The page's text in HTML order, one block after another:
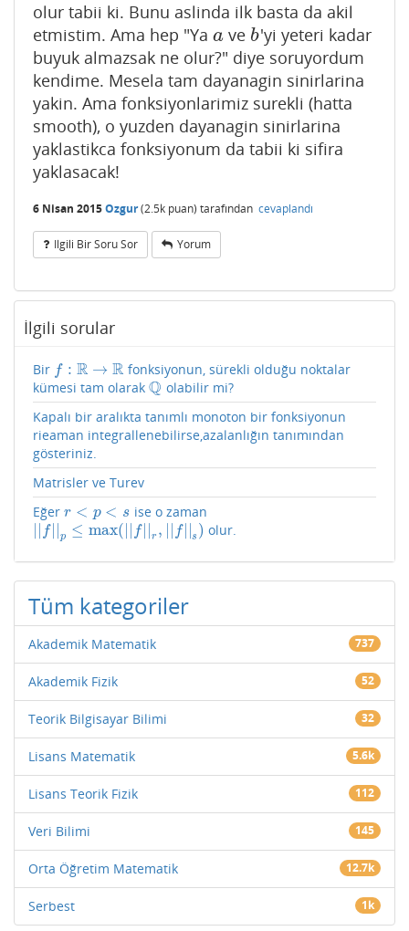
olur tabii ki. Bunu aslinda ilk basta da akil
etmistim. Ama hep "Ya a
a ve b
b'yi yeteri kadar
buyuk almazsak ne olur?" diye soruyordum
kendime. Mesela tam dayanagin sinirlarina
yakin. Ama fonksiyonlarimiz surekli (hatta
smooth), o yuzden dayanagin sinirlarina
yaklastikca fonksiyonum da tabii ki sifira
yaklasacak!
6 Nisan 2015Ozgur(2.5k puan) tarafından cevaplandı
Ilgili Bir Soru Sor Yorum
İlgili sorular
Bir f : R → R
f:R→R
fonksiyonun, sürekli olduğu noktalar
kümesi tam olarak Q
Q olabilir mi?
Kapalı bir aralıkta tanımlı monoton bir fonksiyonun
rieaman integrallenebilirse,azalanlığın tanımından
gösteriniz.
Matrisler ve Turev
Eğer r < p < s
r< p< s ise o zaman
f |p ≤ max( f| r , f| s )
|f | p≤ max(|| || ,|| || s) olur.
Tüm kategoriler
Akademik Matematik 737
Akademik Fizik 52
Teorik Bilgisayar Bilimi 32
Lisans Matematik 5.6k
Lisans Teorik Fizik 112
Veri Bilimi 145
Orta Öğretim Matematik 12.7k
Serbest 1k